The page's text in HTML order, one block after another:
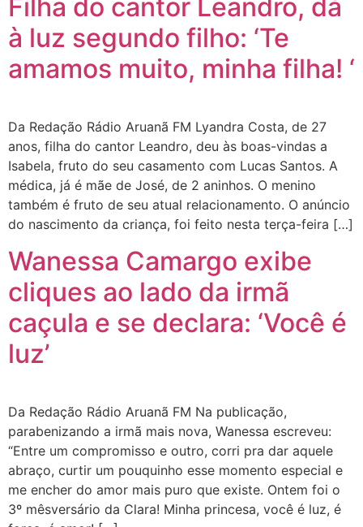
Filha do cantor Leandro, dá
à luz segundo filho: ‘Te
amamos muito, minha filha! ‘
Da Redação Rádio Aruanã FM Lyandra Costa, de 27
anos, filha do cantor Leandro, deu às boas-vindas a
Isabela, fruto do seu casamento com Lucas Santos. A
médica, já é mãe de José, de 2 aninhos. O menino
também é fruto de seu atual relacionamento. O anúncio
do nascimento da criança, foi feito nesta terça-feira […]
Wanessa Camargo exibe
cliques ao lado da irmã
caçula e se declara: ‘Você é
luz’
Da Redação Rádio Aruanã FM Na publicação,
parabenizando a irmã mais nova, Wanessa escreveu:
“Entre um compromisso e outro, corri pra dar aquele
abraço, curtir um pouquinho esse momento especial e
me encher do amor mais puro que existe. Ontem foi o
3º mêsversário da Clara! Minha princesa, você é luz, é